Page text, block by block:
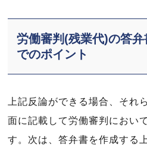
労働審判(残業代)の答弁
でのポイント
上記反論ができる場合、それ
面に記載して労働審判におい
す。次は、答弁書を作成する